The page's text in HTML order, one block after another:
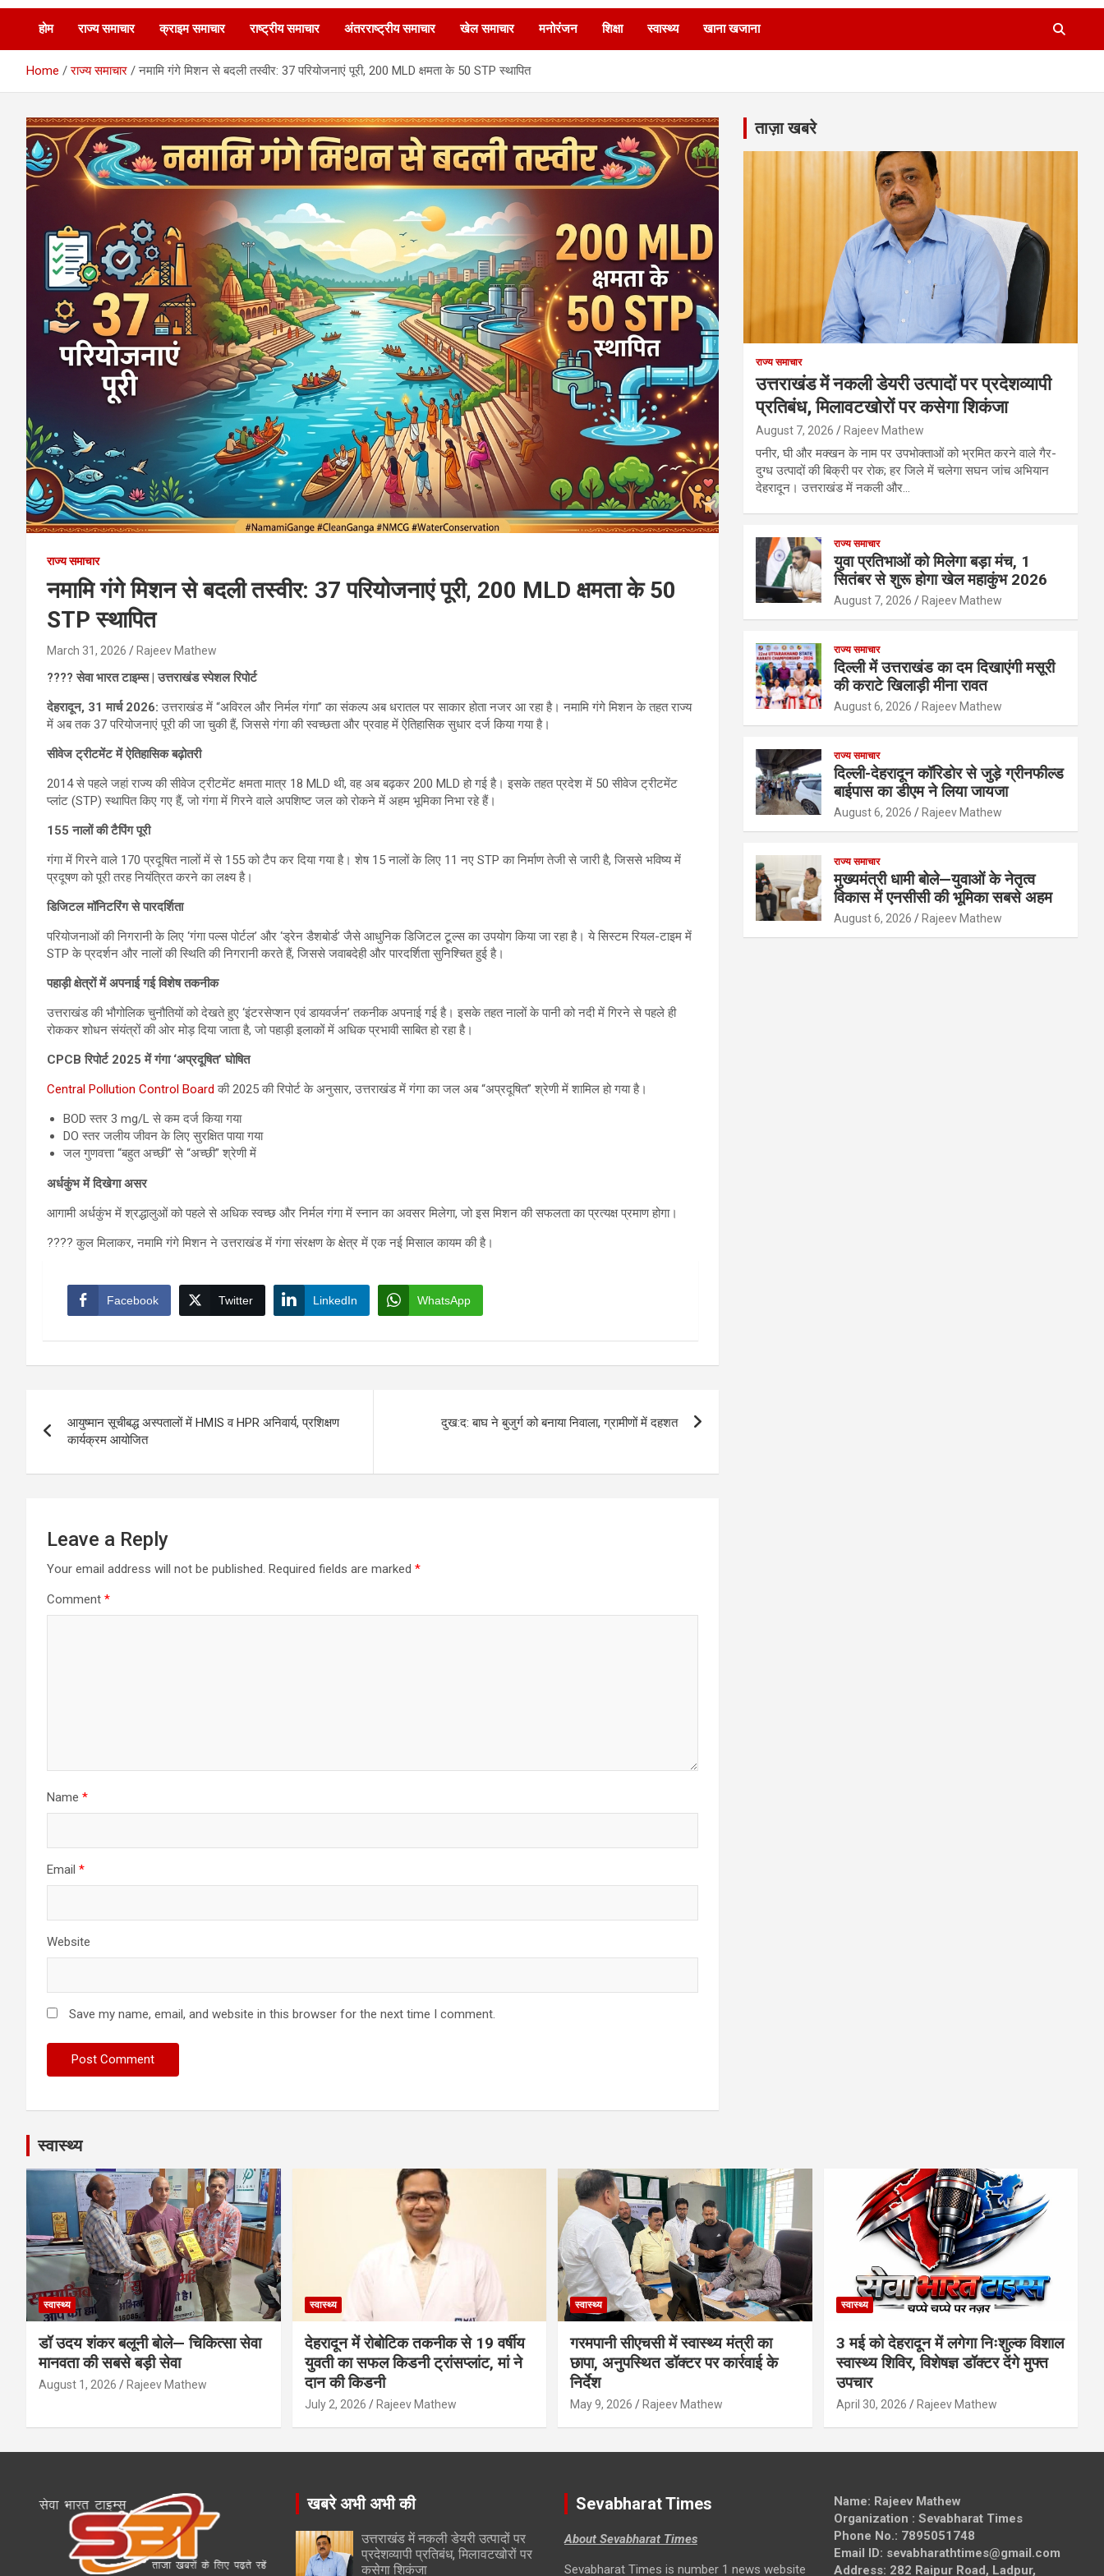
होम राज्य समाचार क्राइम समाचार राष्ट्रीय समाचार अंतरराष्ट्रीय समाचार खेल समाचार मनोरंजन शिक्षा स्वास्थ्य खाना खजाना
Home राज्य समाचार नमामि गंगे मिशन से बदली तस्वीर: 37 परियोजनाएं पूरी, 200 MLD क्षमता के 50 STP स्थापित
राज्य समाचार
नमामि गंगे मिशन से बदली तस्वीर: 37 परियोजनाएं पूरी, 200 MLD क्षमता के 50
STP स्थापित
March 31, 2026 Rajeev Mathew
???? सेवा भारत टाइम्स | उत्तराखंड स्पेशल रिपोर्ट
देहरादून, 31 मार्च 2026: उत्तराखंड में “अविरल और निर्मल गंगा” का संकल्प अब धरातल पर साकार होता नजर आ रहा है। नमामि गंगे मिशन के तहत राज्य
में अब तक 37 परियोजनाएं पूरी की जा चुकी हैं, जिससे गंगा की स्वच्छता और प्रवाह में ऐतिहासिक सुधार दर्ज किया गया है।
सीवेज ट्रीटमेंट में ऐतिहासिक बढ़ोतरी
2014 से पहले जहां राज्य की सीवेज ट्रीटमेंट क्षमता मात्र 18 MLD थी, वह अब बढ़कर 200 MLD हो गई है। इसके तहत प्रदेश में 50 सीवेज ट्रीटमेंट
प्लांट (STP) स्थापित किए गए हैं, जो गंगा में गिरने वाले अपशिष्ट जल को रोकने में अहम भूमिका निभा रहे हैं।
155 नालों की टैपिंग पूरी
गंगा में गिरने वाले 170 प्रदूषित नालों में से 155 को टैप कर दिया गया है। शेष 15 नालों के लिए 11 नए STP का निर्माण तेजी से जारी है, जिससे भविष्य में
प्रदूषण को पूरी तरह नियंत्रित करने का लक्ष्य है।
डिजिटल मॉनिटरिंग से पारदर्शिता
परियोजनाओं की निगरानी के लिए ‘गंगा पल्स पोर्टल’ और ‘ड्रेन डैशबोर्ड’ जैसे आधुनिक डिजिटल टूल्स का उपयोग किया जा रहा है। ये सिस्टम रियल-टाइम में
STP के प्रदर्शन और नालों की स्थिति की निगरानी करते हैं, जिससे जवाबदेही और पारदर्शिता सुनिश्चित हुई है।
पहाड़ी क्षेत्रों में अपनाई गई विशेष तकनीक
उत्तराखंड की भौगोलिक चुनौतियों को देखते हुए ‘इंटरसेप्शन एवं डायवर्जन’ तकनीक अपनाई गई है। इसके तहत नालों के पानी को नदी में गिरने से पहले ही
रोककर शोधन संयंत्रों की ओर मोड़ दिया जाता है, जो पहाड़ी इलाकों में अधिक प्रभावी साबित हो रहा है।
CPCB रिपोर्ट 2025 में गंगा ‘अप्रदूषित’ घोषित
Central Pollution Control Board की 2025 की रिपोर्ट के अनुसार, उत्तराखंड में गंगा का जल अब “अप्रदूषित” श्रेणी में शामिल हो गया है।
BOD स्तर 3 mg/L से कम दर्ज किया गया
DO स्तर जलीय जीवन के लिए सुरक्षित पाया गया
जल गुणवत्ता “बहुत अच्छी” से “अच्छी” श्रेणी में
अर्धकुंभ में दिखेगा असर
आगामी अर्धकुंभ में श्रद्धालुओं को पहले से अधिक स्वच्छ और निर्मल गंगा में स्नान का अवसर मिलेगा, जो इस मिशन की सफलता का प्रत्यक्ष प्रमाण होगा।
???? कुल मिलाकर, नमामि गंगे मिशन ने उत्तराखंड में गंगा संरक्षण के क्षेत्र में एक नई मिसाल कायम की है।
Facebook Twitter LinkedIn WhatsApp
navigation
आयुष्मान सूचीबद्ध अस्पतालों में HMIS व HPR अनिवार्य, प्रशिक्षण
कार्यक्रम आयोजित
दुख:द: बाघ ने बुजुर्ग को बनाया निवाला, ग्रामीणों में दहशत
Leave a Reply
Your email address will not be published. Required fields are marked *
Comment *
Name *
Email *
Website
Save my name, email, and website in this browser for the next time I comment.
ताज़ा खबरे
राज्य समाचार
उत्तराखंड में नकली डेयरी उत्पादों पर प्रदेशव्यापी
प्रतिबंध, मिलावटखोरों पर कसेगा शिकंजा
August 7, 2026 Rajeev Mathew
पनीर, घी और मक्खन के नाम पर उपभोक्ताओं को भ्रमित करने वाले गैर-
दुग्ध उत्पादों की बिक्री पर रोक; हर जिले में चलेगा सघन जांच अभियान
देहरादून। उत्तराखंड में नकली और…
राज्य समाचार
युवा प्रतिभाओं को मिलेगा बड़ा मंच, 1
सितंबर से शुरू होगा खेल महाकुंभ 2026
August 7, 2026 Rajeev Mathew
राज्य समाचार
दिल्ली में उत्तराखंड का दम दिखाएंगी मसूरी
की कराटे खिलाड़ी मीना रावत
August 6, 2026 Rajeev Mathew
राज्य समाचार
दिल्ली-देहरादून कॉरिडोर से जुड़े ग्रीनफील्ड
बाईपास का डीएम ने लिया जायजा
August 6, 2026 Rajeev Mathew
राज्य समाचार
मुख्यमंत्री धामी बोले—युवाओं के नेतृत्व
विकास में एनसीसी की भूमिका सबसे अहम
August 6, 2026 Rajeev Mathew
स्वास्थ्य
स्वास्थ्य
डॉ उदय शंकर बलूनी बोले— चिकित्सा सेवा
मानवता की सबसे बड़ी सेवा
August 1, 2026 Rajeev Mathew
स्वास्थ्य
देहरादून में रोबोटिक तकनीक से 19 वर्षीय
युवती का सफल किडनी ट्रांसप्लांट, मां ने
दान की किडनी
July 2, 2026 Rajeev Mathew
स्वास्थ्य
गरमपानी सीएचसी में स्वास्थ्य मंत्री का
छापा, अनुपस्थित डॉक्टर पर कार्रवाई के
निर्देश
May 9, 2026 Rajeev Mathew
स्वास्थ्य
3 मई को देहरादून में लगेगा निःशुल्क विशाल
स्वास्थ्य शिविर, विशेषज्ञ डॉक्टर देंगे मुफ्त
उपचार
April 30, 2026 Rajeev Mathew
खबरे अभी अभी की
उत्तराखंड में नकली डेयरी उत्पादों पर
प्रदेशव्यापी प्रतिबंध, मिलावटखोरों पर
कसेगा शिकंजा
Sevabharat Times
About Sevabharat Times
Sevabharat Times is number 1 news website
Name: Rajeev Mathew
Organization : Sevabharat Times
Phone No.: 7895051748
Email ID: sevabharathtimes@gmail.com
Address: 282 Raipur Road, Ladpur,